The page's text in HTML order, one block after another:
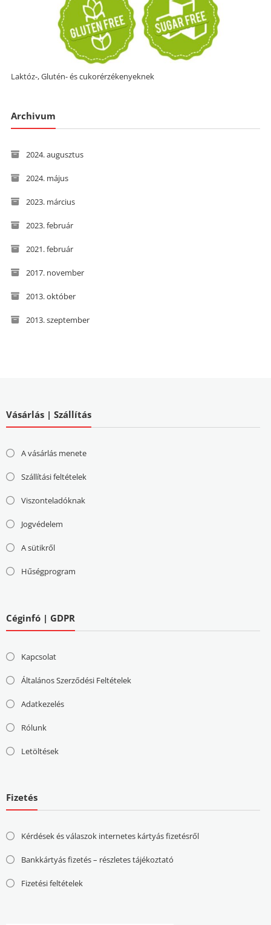
Laktóz-, Glutén- és cukorérzékenyeknek
Archivum
2024. augusztus
2024. május
2023. március
2023. február
2021. február
2017. november
2013. október
2013. szeptember
Vásárlás | Szállítás
A vásárlás menete
Szállítási feltételek
Viszonteladóknak
Jogvédelem
A sütikről
Hűségprogram
Céginfó | GDPR
Kapcsolat
Általános Szerződési Feltételek
Adatkezelés
Rólunk
Letöltések
Fizetés
Kérdések és válaszok internetes kártyás fizetésről
Bankkártyás fizetés – részletes tájékoztató
Fizetési feltételek